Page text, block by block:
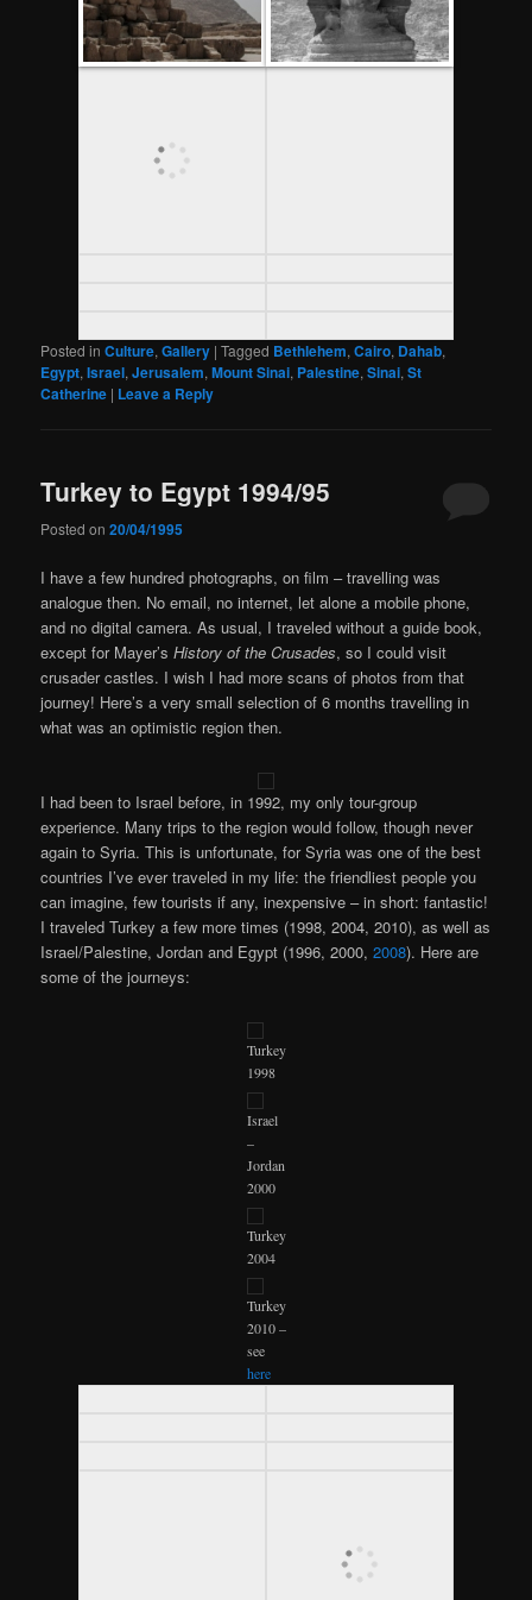
Posted in Culture,Gallery |Tagged Bethlehem,Cairo, Dahab,
Egypt,Israel,Jerusalem,Mount Sinai, Palestine,Sinai,St
Catherine | Leave a Reply
Turkey to Egypt 1994/95
Posted on20/04/1995
I have a few hundred photographs, on film – travelling was
analogue then. No email, no internet, let alone a mobile phone,
and no digital camera. As usual, I traveled without a guide book,
except for Mayer’sHistory of the Crusades, so I could visit
crusader castles. I wish I had more scans of photos from that
journey! Here’s a very small selection of 6 months travelling in
what was an optimistic region then.
I had been to Israel before, in 1992, my only tour-group
experience. Many trips to the region would follow, though never
again to Syria. This is unfortunate, for Syria was one of the best
countries I’ve ever traveled in my life: the friendliest people you
can imagine, few tourists if any, inexpensive – in short: fantastic!
I traveled Turkey a few more times (1998, 2004, 2010), as well as
Israel/Palestine, Jordan and Egypt (1996, 2000,2008). Here are
some of the journeys:
Turkey
1998
Israel
–
Jordan
2000
Turkey
2004
Turkey
2010 –
see
here